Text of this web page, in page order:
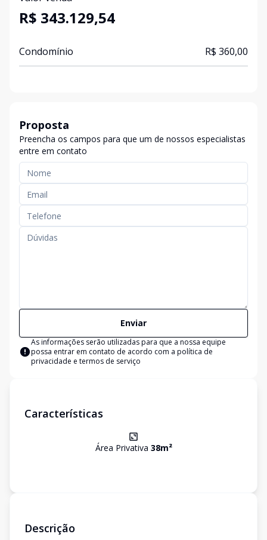
R$ 343.129,54
Condomínio R$ 360,00
Proposta
Preencha os campos para que um de nossos especialistas
entre em contato
Enviar
As informações serão utilizadas para que a nossa equipe
possa entrar em contato de acordo com a política de
privacidade e termos de serviço
Características
Área Privativa 38m²
Descrição